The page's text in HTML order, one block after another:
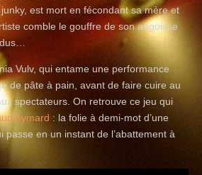
est mort en fécondant sa mère et
comble le gouffre de son angoisse
Vulv, qui entame une performance
de pâte à pain, avant de faire cuire au
spectateurs. On retrouve ce jeu qui
Aymard : la folie à demi-mot d’une
en un instant de l’abattement à